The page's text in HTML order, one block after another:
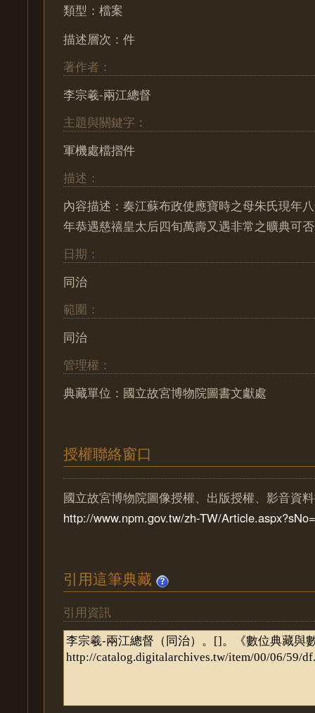
類型：檔案
描述層次：件
著作者：
李宗羲-兩江總督
主題與關鍵字：
軍機處檔摺件
描述：
內容描述：奏江蘇布政使應寶時之母朱氏現年
年恭遇慈禧皇太后四旬萬壽又遇非常之曠典可
日期：
同治
範圍：
同治
管理權：
典藏單位：國立故宮博物院圖書文獻處
授權聯絡窗口
國立故宮博物院圖像授權、出版授權、影音資
http://www.npm.gov.tw/zh-TW/
引用這筆典藏
引用資訊